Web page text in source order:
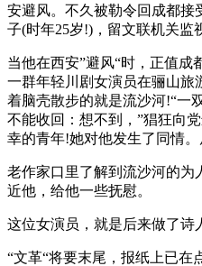
安避风。不久被勒令回成都接
子(时年25岁!)，留文联机关监
当他在西安”避风“时，正值成
一群年轻川剧女演员在骊山旅
着脑壳散步的就是流沙河!“一
不能收回：想不到，”猖狂向
幸的青年!她对他发生了同情
老作家口里了解到流沙河的为
近他，给他一些抚慰。
这位女演员，就是后来做了诗
“文革“将要末尾，报纸上已在